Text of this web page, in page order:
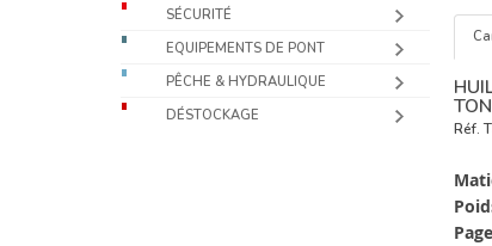
SÉCURITÉ
EQUIPEMENTS DE PONT
PÊCHE & HYDRAULIQUE
DÉSTOCKAGE
Réf.